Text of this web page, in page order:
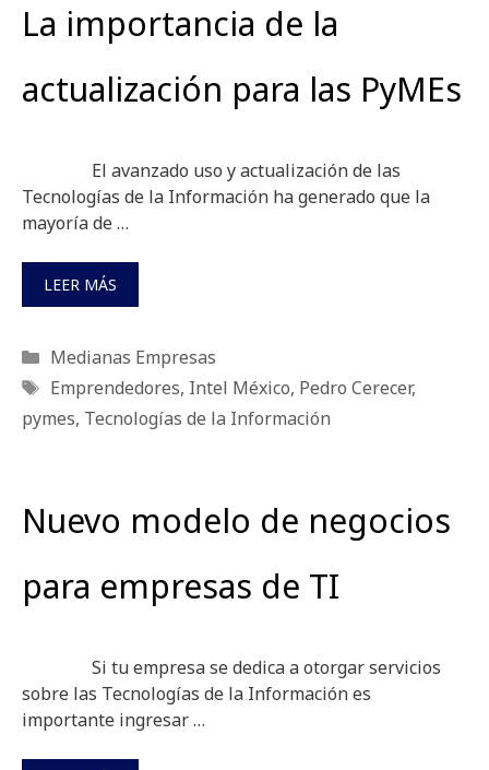
La importancia de la
actualización para las PyMEs
El avanzado uso y actualización de las
Tecnologías de la Información ha generado que la
mayoría de …
LEER MÁS
Categorías
Medianas Empresas
Etiquetas
Emprendedores, Intel México, Pedro Cerecer,
pymes, Tecnologías de la Información
Nuevo modelo de negocios
para empresas de TI
Si tu empresa se dedica a otorgar servicios
sobre las Tecnologías de la Información es
importante ingresar …